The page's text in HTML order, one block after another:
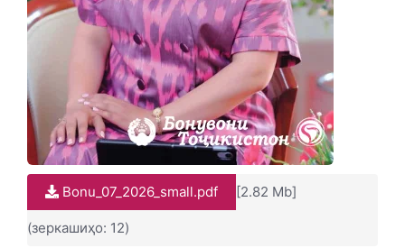
Bonu_07_2026_small.pdf [2.82 Mb]
(зеркашиҳо: 12)